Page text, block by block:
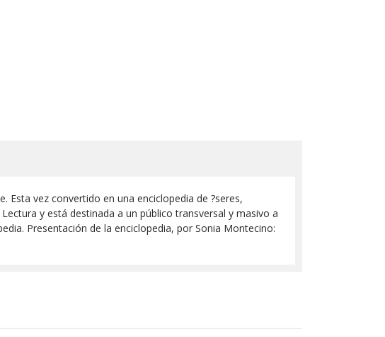
Esta vez convertido en una enciclopedia de ?seres,
y está destinada a un público transversal y masivo a
Presentación de la enciclopedia, por Sonia Montecino: